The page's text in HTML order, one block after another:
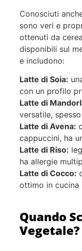
Conosciuti
sono veri e
ottenuti da
disponibili sul
e includono:
Latte di Soia:
con un profilo
Latte di
versatile,
Latte di Avena:
cappuccini, ha
Latte di Riso:
ha allergie
Latte di Cocco:
ottimo in cucina
Quando
Vegetale?